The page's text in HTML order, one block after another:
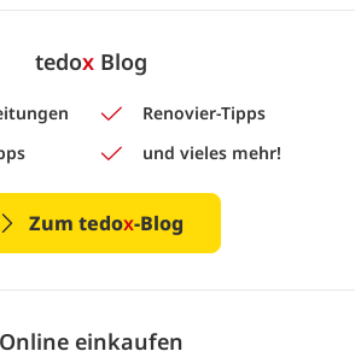
tedoxBlog
Renovier-Tipps
und vieles mehr!
Zum tedox-Blog
Online einkaufen